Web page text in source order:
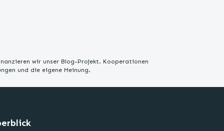
wir unser Blog-Projekt. Kooperationen
und die eigene Meinung.